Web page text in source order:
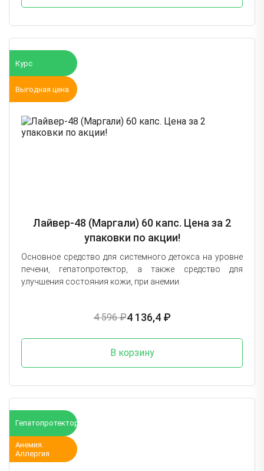
Курс
Выгодная цена
Лайвер-48 (Маргали) 60 капс. Цена за 2
упаковки по акции!
Основное средство для системного детокса на уровне
печени, гепатопротектор, а также средство для
улучшения состояния кожи, при анемии.
4 596 ₽4 136,4 ₽
В корзину
Гепатопротектор
Анемия.
Аллергия